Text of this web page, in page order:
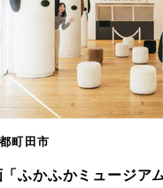
町田市
ふかふかミュージアム